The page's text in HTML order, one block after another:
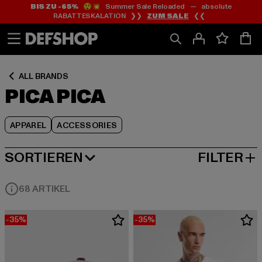
Zum
Inhalt
springen
Zum
Fußzeile
springen
BIS ZU -65%😲💥 Summer Sale Reloaded — absolute
RABATTESKALATION ❯❯ ZUM SALE ❮❮
ALL BRANDS
PICA PICA
APPAREL ACCESSORIES
Zum
Produktraster
springen
SORTIEREN
BELIEBTESTE FILTER
68 ARTIKEL
-35% -35%